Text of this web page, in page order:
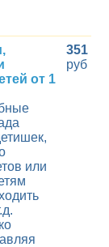
от 1
или
351
руб